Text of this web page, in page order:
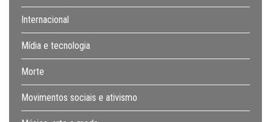
Internacional
Mídia e tecnologia
Morte
Movimentos sociais e ativismo